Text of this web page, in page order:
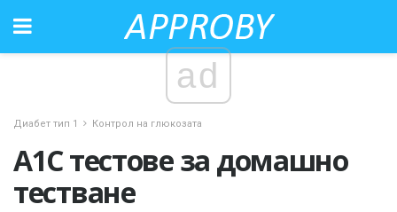
ad
Диабет тип 1 Контрол на глюкозата
A1C тестове за домашно
тестване